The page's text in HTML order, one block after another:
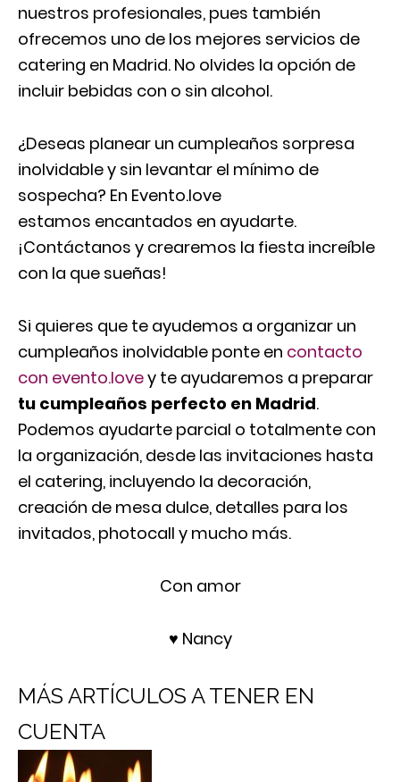
nuestros profesionales, pues también
ofrecemos uno de los mejores servicios de
catering en Madrid. No olvides la opción de
incluir bebidas con o sin alcohol.
¿Deseas planear un cumpleaños sorpresa
inolvidable y sin levantar el mínimo de
sospecha? En Evento.love
estamos encantados en ayudarte.
¡Contáctanos y crearemos la fiesta increíble
con la que sueñas!
Si quieres que te ayudemos a organizar un
cumpleaños inolvidable ponte en contacto
con evento.lovey te ayudaremos a preparar
tu cumpleaños perfecto en Madrid.
Podemos ayudarte parcial o totalmente con
la organización, desde las invitaciones hasta
el catering, incluyendo la decoración,
creación de mesa dulce, detalles para los
invitados, photocall y mucho más.
Con amor
♥ Nancy
MÁS ARTÍCULOS A TENER EN
CUENTA